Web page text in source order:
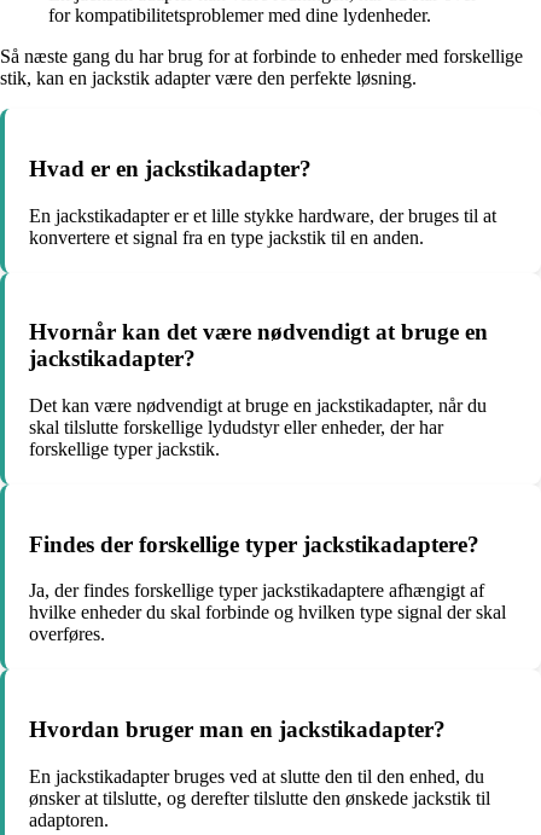
for kompatibilitetsproblemer med dine lydenheder.
Så næste gang du har brug for at forbinde to enheder med forskellige
stik, kan en jackstik adapter være den perfekte løsning.
Hvad er en jackstikadapter?
En jackstikadapter er et lille stykke hardware, der bruges til at
konvertere et signal fra en type jackstik til en anden.
Hvornår kan det være nødvendigt at bruge en
jackstikadapter?
Det kan være nødvendigt at bruge en jackstikadapter, når du
skal tilslutte forskellige lydudstyr eller enheder, der har
forskellige typer jackstik.
Findes der forskellige typer jackstikadaptere?
Ja, der findes forskellige typer jackstikadaptere afhængigt af
hvilke enheder du skal forbinde og hvilken type signal der skal
overføres.
Hvordan bruger man en jackstikadapter?
En jackstikadapter bruges ved at slutte den til den enhed, du
ønsker at tilslutte, og derefter tilslutte den ønskede jackstik til
adaptoren.